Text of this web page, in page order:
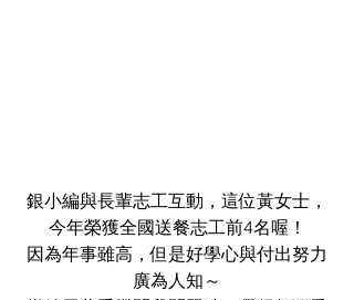
銀小編與長輩志工互動，這位黃女士，
今年榮獲全國送餐志工前4名喔！
因為年事雖高，但是好學心與付出努力
廣為人知～